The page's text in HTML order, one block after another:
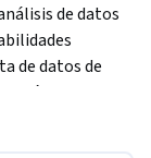
de datos
de datos de
de los
del Certificado